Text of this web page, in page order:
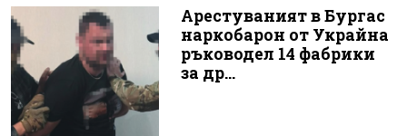
Арестуваният в Бургас
наркобарон от Украйна
ръководел 14 фабрики
за др...